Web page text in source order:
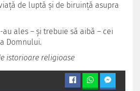
de luptă și de biruință asupra
ales – și trebuie să aibă – cei
Domnului.
istorioare religioase